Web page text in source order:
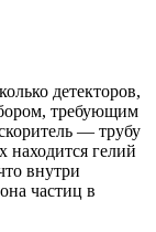
детекторов,
требующим
— трубу
находится гелий
внутри
частиц в